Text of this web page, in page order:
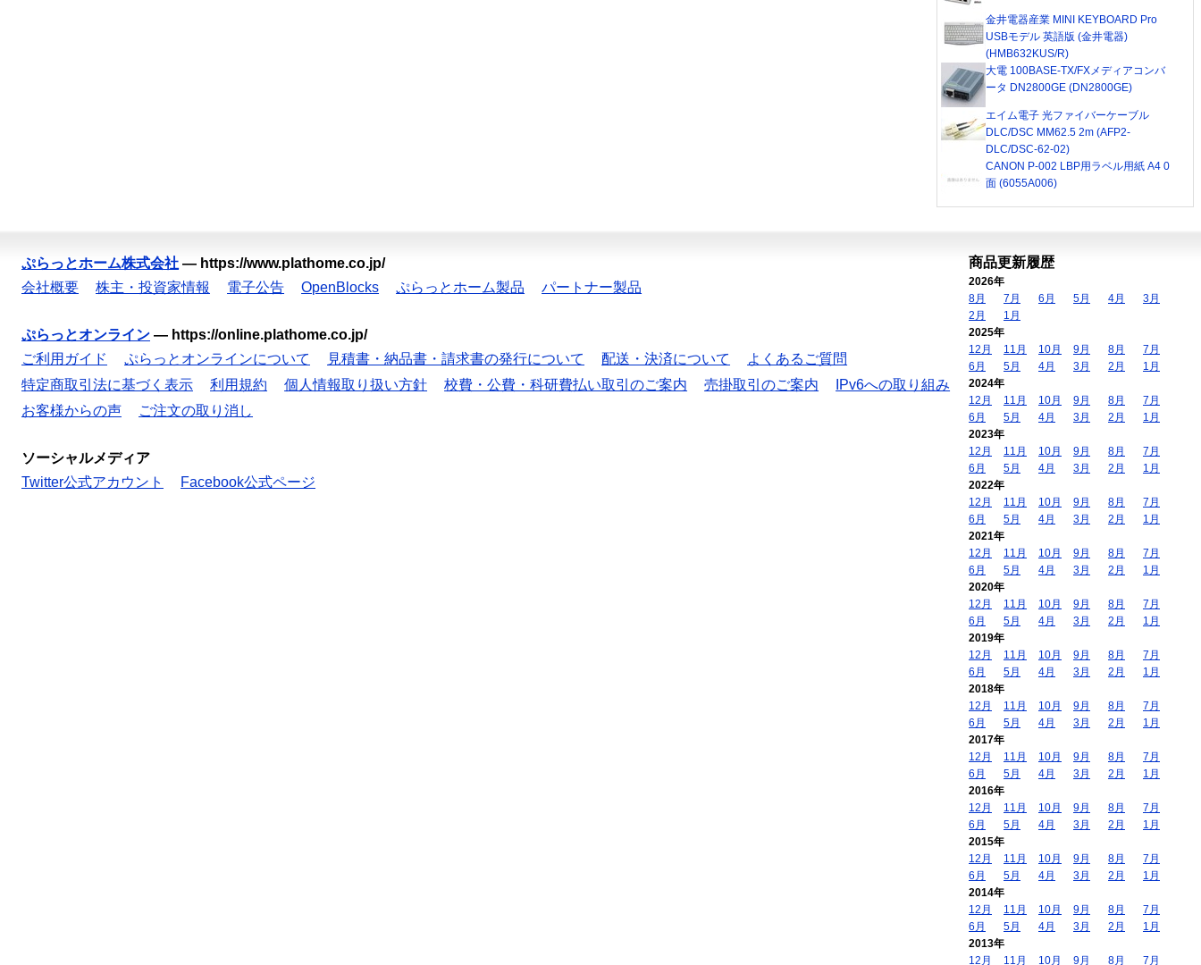
金井電器産業 MINI KEYBOARD Pro
USBモデル 英語版 (金井電器)
(HMB632KUS/R)
大電 100BASE-TX/FXメディアコンバ
ータ DN2800GE (DN2800GE)
エイム電子 光ファイバーケーブル
DLC/DSC MM62.5 2m (AFP2-
DLC/DSC-62-02)
CANON P-002 LBP用ラベル用紙 A4 0
面 (6055A006)
ぷらっとホーム株式会社 — https://www.plathome.co.jp/
会社概要
株主・投資家情報 電子公告 OpenBlocks ぷらっとホーム製品 パートナー製品
ぷらっとオンライン — https://online.plathome.co.jp/
ご利用ガイド
ぷらっとオンラインについて 見積書・納品書・請求書の発行について 配送・決済について
よくあるご質問
特定商取引法に基づく表示
利用規約 個人情報取り扱い方針 校費・公費・科研費払い取引のご案内 売掛取引のご案内
IPv6への取り組み
お客様からの声
ご注文の取り消し
ソーシャルメディア
Twitter公式アカウント
Facebook公式ページ
商品更新履歴
2026年
8月
7月 6月 5月 4月
3月
2月
1月
2025年
12月
11月 10月 9月 8月
7月
6月
5月 4月 3月 2月
1月
2024年
12月
11月 10月 9月 8月
7月
6月
5月 4月 3月 2月
1月
2023年
12月
11月 10月 9月 8月
7月
6月
5月 4月 3月 2月
1月
2022年
12月
11月 10月 9月 8月
7月
6月
5月 4月 3月 2月
1月
2021年
12月
11月 10月 9月 8月
7月
6月
5月 4月 3月 2月
1月
2020年
12月
11月 10月 9月 8月
7月
6月
5月 4月 3月 2月
1月
2019年
12月
11月 10月 9月 8月
7月
6月
5月 4月 3月 2月
1月
2018年
12月
11月 10月 9月 8月
7月
6月
5月 4月 3月 2月
1月
2017年
12月
11月 10月 9月 8月
7月
6月
5月 4月 3月 2月
1月
2016年
12月
11月 10月 9月 8月
7月
6月
5月 4月 3月 2月
1月
2015年
12月
11月 10月 9月 8月
7月
6月
5月 4月 3月 2月
1月
2014年
12月
11月 10月 9月 8月
7月
6月
5月 4月 3月 2月
1月
2013年
12月
11月 10月 9月 8月 7月